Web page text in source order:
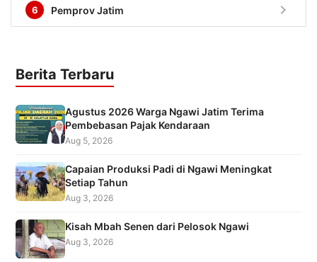
6 Pemprov Jatim chevron_right
Berita Terbaru
Agustus 2026 Warga Ngawi Jatim Terima
Pembebasan Pajak Kendaraan
Aug 5, 2026
Capaian Produksi Padi di Ngawi Meningkat
Setiap Tahun
Aug 3, 2026
Kisah Mbah Senen dari Pelosok Ngawi
Aug 3, 2026